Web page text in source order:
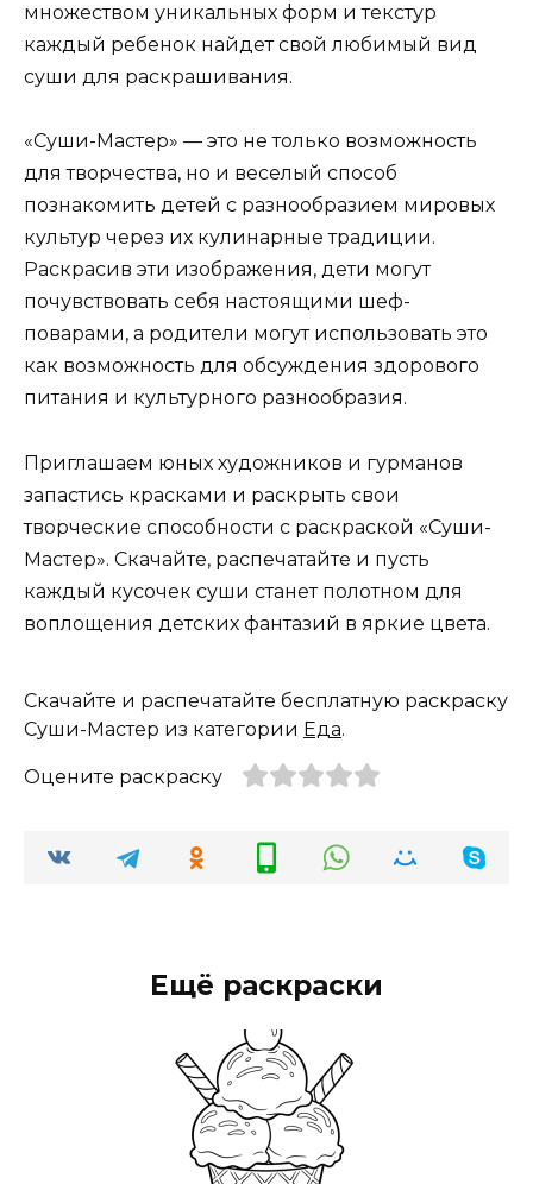
множеством уникальных форм и текстур
каждый ребенок найдет свой любимый вид
суши для раскрашивания.
«Суши-Мастер» — это не только возможность
для творчества, но и веселый способ
познакомить детей с разнообразием мировых
культур через их кулинарные традиции.
Раскрасив эти изображения, дети могут
почувствовать себя настоящими шеф-
поварами, а родители могут использовать это
как возможность для обсуждения здорового
питания и культурного разнообразия.
Приглашаем юных художников и гурманов
запастись красками и раскрыть свои
творческие способности с раскраской «Суши-
Мастер». Скачайте, распечатайте и пусть
каждый кусочек суши станет полотном для
воплощения детских фантазий в яркие цвета.
Скачайте и распечатайте бесплатную раскраску
Суши-Мастер из категории Еда.
Оцените раскраску
Ещё раскраски